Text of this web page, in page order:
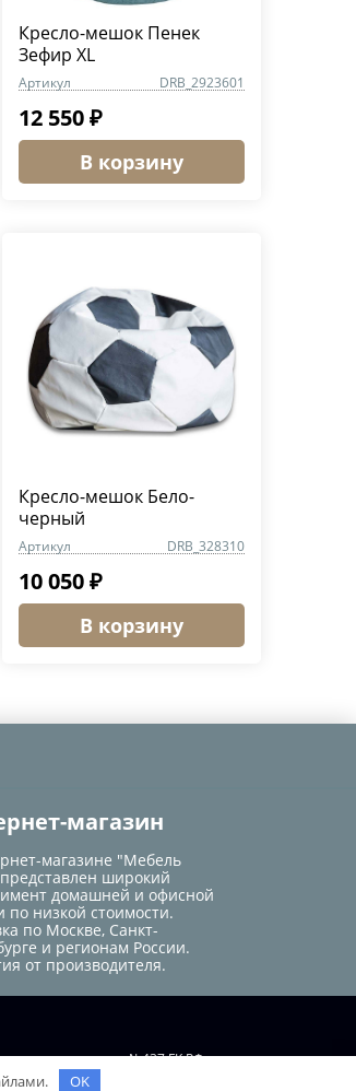
Кресло-мешок Пенек
Зефир XL
Артикул DRB_2923601
12 550 ₽
В корзину
Кресло-мешок Бело-
черный
Артикул DRB_328310
10 050 ₽
В корзину
магазин
магазине "Мебель
широкий
домашней и офисной
по низкой стоимости.
по Москве, Санкт-
и регионам России.
от производителя.
статьи №437 ГК РФ.
OK